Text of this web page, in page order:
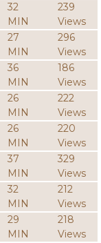
32
MIN
239
Views
27
MIN
296
Views
36
MIN
186
Views
26
MIN
222
Views
26
MIN
220
Views
37
MIN
329
Views
32
MIN
212
Views
29
MIN
218
Views